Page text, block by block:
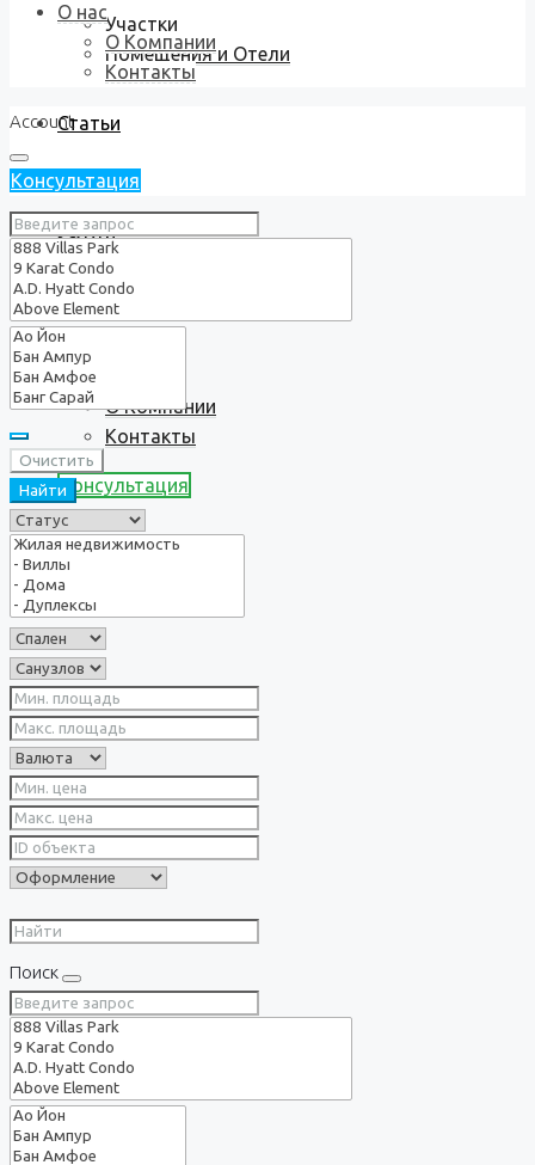
Участки
Помещения и Отели
Статьи
Услуги
О нас
О Компании
Контакты
Консультация
О нас
О Компании
Контакты
Account
Консультация
Очистить
Найти
Поиск